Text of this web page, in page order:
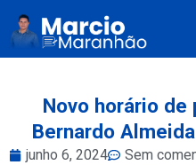
Novo horário
Bernardo
junho 6, 2024 Sem